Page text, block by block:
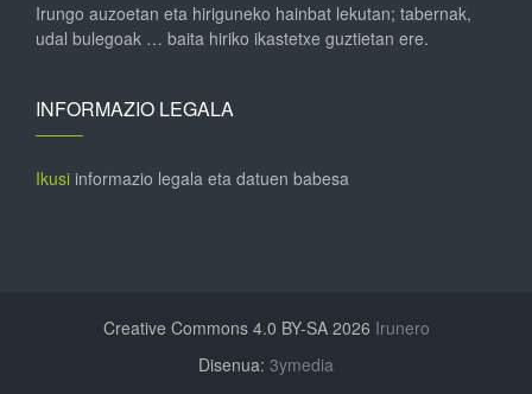
Irungo auzoetan eta hiriguneko hainbat lekutan; tabernak,
udal bulegoak … baita hiriko ikastetxe guztietan ere.
INFORMAZIO LEGALA
Ikusi informazio legala eta datuen babesa
Creative Commons 4.0 BY-SA 2026 Irunero
Disenua: 3ymedia